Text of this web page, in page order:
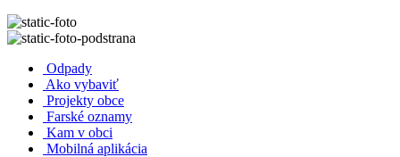
Odpady
Ako vybaviť
Projekty obce
Farské oznamy
Kam v obci
Mobilná aplikácia